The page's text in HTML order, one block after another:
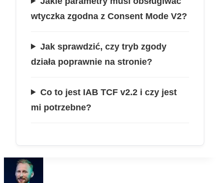
wtyczka zgodna z Consent Mode V2?
Jak sprawdzić, czy tryb zgody
działa poprawnie na stronie?
Co to jest IAB TCF v2.2 i czy jest
mi potrzebne?